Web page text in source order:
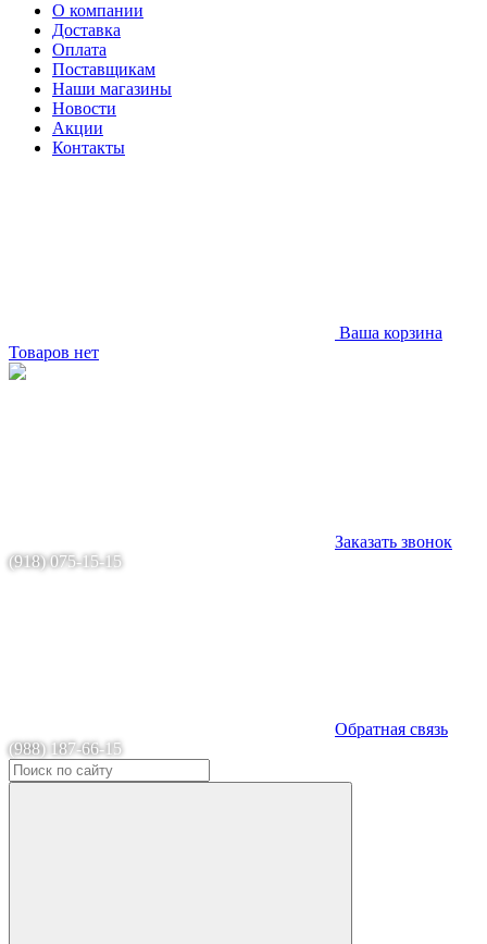
О компании
Доставка
Оплата
Поставщикам
Наши магазины
Новости
Акции
Контакты
Ваша корзина
Товаров нет
Заказать звонок
(918) 075-15-15
Обратная связь
(988) 187-66-15